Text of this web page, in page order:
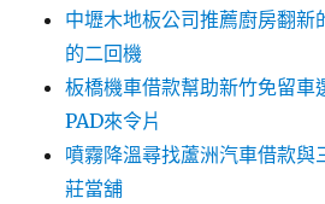
中壢木地板公司推薦廚房翻新
的二回機
板橋機車借款幫助新竹免留車
PAD來令片
噴霧降溫尋找蘆洲汽車借款與
莊當舖